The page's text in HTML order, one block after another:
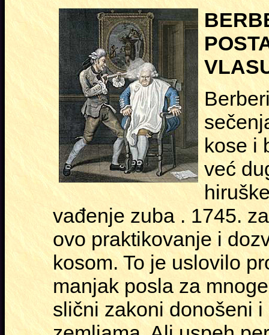
kose i
već
vađenje zuba . 1745.
ovo praktikovanje i
kosom. To je uslovilo
manjak posla za
slični zakoni donošeni